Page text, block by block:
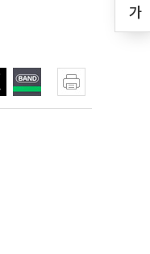
가